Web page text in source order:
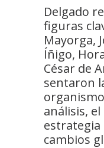
Delgado
figuras
Mayorga,
Íñigo,
César de
sentaron
análisis,
estrategia
cambios